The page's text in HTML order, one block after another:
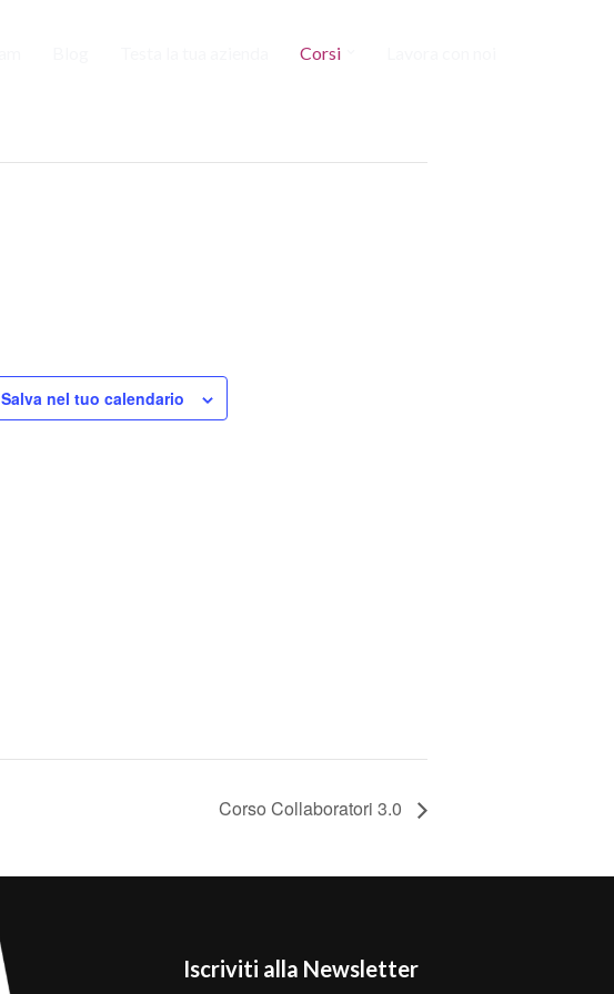
Corsi
Salva nel tuo calendario
Corso Collaboratori 3.0
Iscriviti alla Newsletter